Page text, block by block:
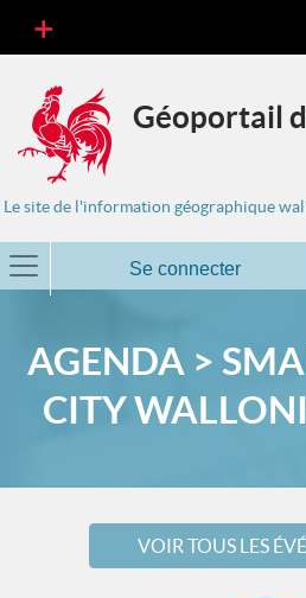
Géoportail
Le site de l'information géographique
Se connecter
AGENDA >
CITY
VOIR TOUS LES